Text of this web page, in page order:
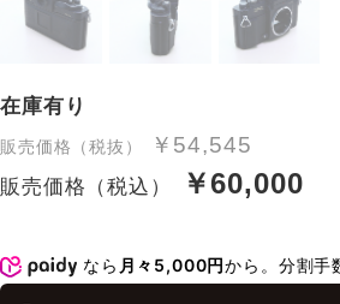
在庫有り
販売価格（税抜） ￥54,545
販売価格（税込） ￥60,000
なら 月々5,000円から。分割